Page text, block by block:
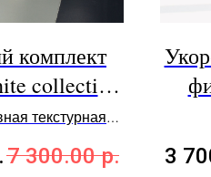
комплект
collection
текстурная
Touching©
7 300.00 р. 3